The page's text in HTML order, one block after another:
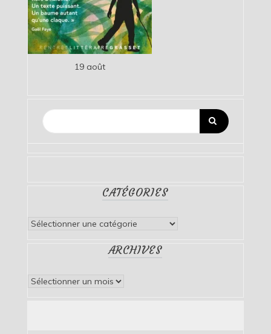
19 août
CATÉGORIES
Catégories
ARCHIVES
Archives